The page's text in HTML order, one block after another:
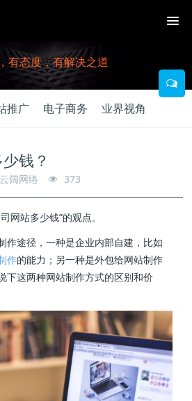
有态度，有解决之道
推广 电子商务 业界视角
钱？
云阔网络 373
网站多少钱”的观点。
作途径，一种是企业内部自建，比如
作的能力；另一种是外包给网站制作
下这两种网站制作方式的区别和价